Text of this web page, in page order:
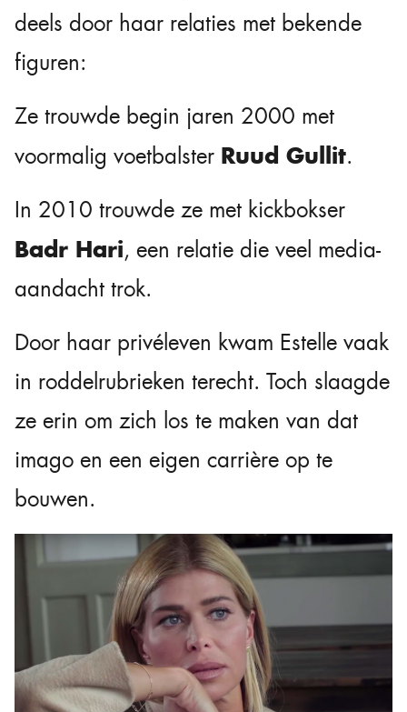
deels door haar relaties met bekende
figuren:
Ze trouwde begin jaren 2000 met
voormalig voetbalster Ruud Gullit.
In 2010 trouwde ze met kickbokser
Badr Hari, een relatie die veel media-
aandacht trok.
Door haar privéleven kwam Estelle vaak
in roddelrubrieken terecht. Toch slaagde
ze erin om zich los te maken van dat
imago en een eigen carrière op te
bouwen.